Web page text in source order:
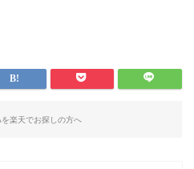
を楽天でお探しの方へ